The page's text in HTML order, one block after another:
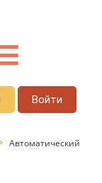
Войти
Автоматический